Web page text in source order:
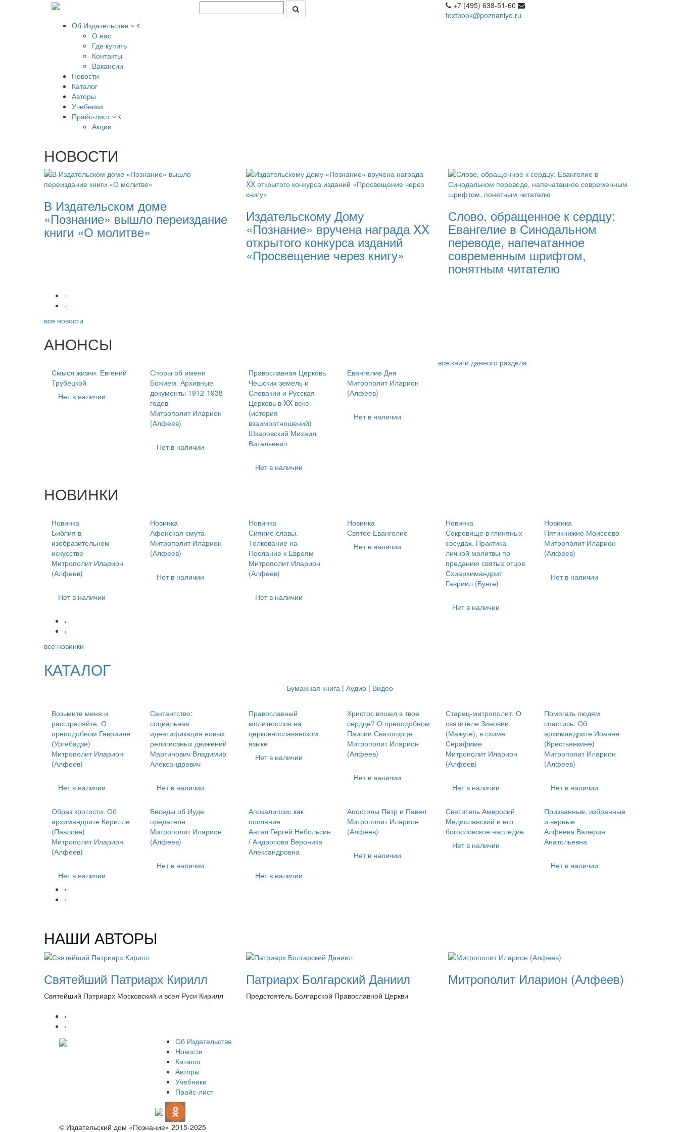
+7 (495) 638-51-60
textbook@poznaniye.ru
Об Издательстве
О нас
Где купить
Контакты
Вакансии
Новости
Каталог
Авторы
Учебники
Прайс-лист
Акции
НОВОСТИ
В Издательском доме
«Познание» вышло переиздание
книги «О молитве»
Издательскому Дому
«Познание» вручена награда XX
открытого конкурса изданий
«Просвещение через книгу»
Слово, обращенное к сердцу:
Евангелие в Синодальном
переводе, напечатанное
современным шрифтом,
понятным читателю
‹
›
все новости
АНОНСЫ
Смысл жизни. Евгений
Трубецкой
Нет в наличии
Споры об имени
Божием. Архивные
документы 1912-1938
годов
Митрополит Иларион
(Алфеев)
Нет в наличии
Православная Церковь
Чешских земель и
Словакии и Русская
Церковь в XX веке
(история
взаимоотношений)
Шкаровский Михаил
Витальевич
Нет в наличии
Евангелие Дня
Митрополит Иларион
(Алфеев)
Нет в наличии
все книги данного раздела
НОВИНКИ
Новинка
Библия в
изобразительном
искусстве
Митрополит Иларион
(Алфеев)
Нет в наличии
Новинка
Афонская смута
Митрополит Иларион
(Алфеев)
Нет в наличии
Новинка
Сияние славы.
Толкование на
Послание к Евреям
Митрополит Иларион
(Алфеев)
Нет в наличии
Новинка
Святое Евангелие
Нет в наличии
Новинка
Сокровище в глиняных
сосудах. Практика
личной молитвы по
преданию святых отцов
Схиархимандрит
Гавриил (Бунге)
Нет в наличии
Новинка
Пятикнижие Моисеево
Митрополит Иларион
(Алфеев)
Нет в наличии
‹
›
все новинки
КАТАЛОГ
Бумажная книга| Аудио| Видео
Возьмите меня и
расстреляйте. О
преподобном Гаврииле
(Ургебадзе)
Митрополит Иларион
(Алфеев)
Нет в наличии
Сектантство:
социальная
идентификация новых
религиозных движений
Мартинович Владимир
Александрович
Нет в наличии
Православный
молитвослов на
церковнославянском
языке
Нет в наличии
Христос вошел в твое
сердце? О преподобном
Паисии Святогорце
Митрополит Иларион
(Алфеев)
Нет в наличии
Старец-митрополит. О
святителе Зиновии
(Мажуге), в схиме
Серафиме
Митрополит Иларион
(Алфеев)
Нет в наличии
Помогать людям
спастись. Об
архимандрите Иоанне
(Крестьянкине)
Митрополит Иларион
(Алфеев)
Нет в наличии
Образ кротости. Об
архимандрите Кирилле
(Павлове)
Митрополит Иларион
(Алфеев)
Нет в наличии
Беседы об Иуде
предателе
Митрополит Иларион
(Алфеев)
Нет в наличии
Апокалипсис как
послание
Антал Гергей Небольсин
/ Андросова Вероника
Александровна
Нет в наличии
Апостолы Пётр и Павел
Митрополит Иларион
(Алфеев)
Нет в наличии
Святитель Амвросий
Медиоланский и его
богословское наследие
Нет в наличии
Призванные, избранные
и верные
Алфеева Валерия
Анатольевна
Нет в наличии
‹
›
НАШИ АВТОРЫ
Святейший Патриарх Кирилл
Святейший Патриарх Московский и всея Руси Кирилл
Патриарх Болгарский Даниил
Предстоятель Болгарской Православной Церкви
Митрополит Иларион (Алфеев)
‹
›
Об Издательстве
Новости
Каталог
Авторы
Учебники
Прайс-лист
© Издательский дом «Познание» 2015-2025